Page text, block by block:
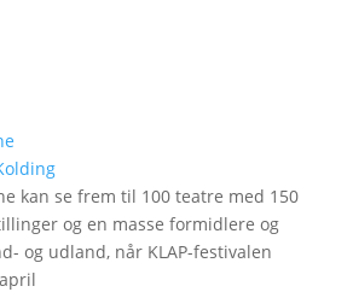
kan se frem til 100 teatre med 150
og en masse formidlere og
og udland, når KLAP-festivalen